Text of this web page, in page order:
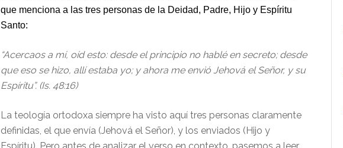
que menciona a las tres personas de la Deidad, Padre, Hijo y Espíritu
Santo:
“Acercaos a mí, oíd esto: desde el principio no hablé en secreto; desde
que eso se hizo, allí estaba yo; y ahora me envió Jehová el Señor, y su
Espíritu”. (Is. 48:16)
La teología ortodoxa siempre ha visto aquí tres personas claramente
definidas, el que envía (Jehová el Señor), y los enviados (Hijo y